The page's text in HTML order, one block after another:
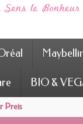
BIO &
Preis